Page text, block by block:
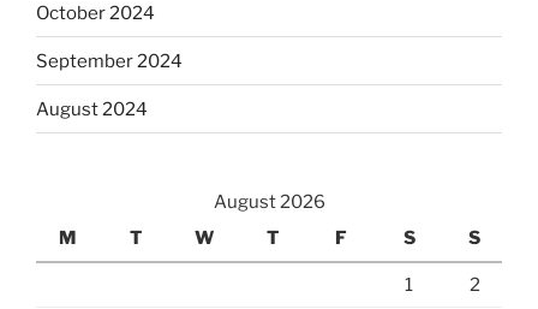
October 2024
September 2024
August 2024
August 2026
M
T W T F S S
1 2